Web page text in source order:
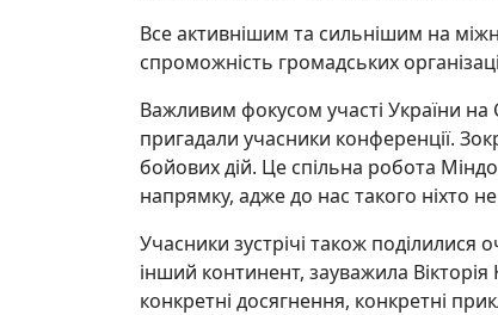
Все активнішим та сильнішим на
спроможність громадських
Важливим фокусом участі України на
пригадали учасники конференції.
бойових дій. Це спільна робота
напрямку, адже до нас такого ніхто
Учасники зустрічі також
інший континент, зауважила
конкретні досягнення, конкретні